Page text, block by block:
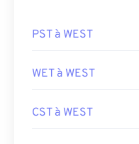
PST à WEST
WET à WEST
CST à WEST